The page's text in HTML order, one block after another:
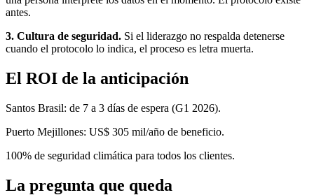
antes.
3. Cultura de seguridad. Si el liderazgo no respalda detenerse
cuando el protocolo lo indica, el proceso es letra muerta.
El ROI de la anticipación
Santos Brasil: de 7 a 3 días de espera (G1 2026).
Puerto Mejillones: US$ 305 mil/año de beneficio.
100% de seguridad climática para todos los clientes.
La pregunta que queda